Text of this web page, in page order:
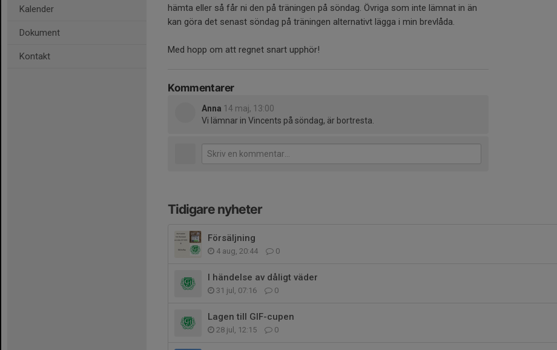
Kalender
Dokument
Kontakt
hämta eller så får ni den på träningen på söndag. Övriga som inte lämnat in än
kan göra det senast söndag på träningen alternativt lägga i min brevlåda.
Med hopp om att regnet snart upphör!
Kommentarer
Anna 14 maj, 13:00
Vi lämnar in Vincents på söndag, är bortresta.
Tidigare nyheter
Försäljning
4 aug, 20:44 0
I händelse av dåligt väder
31 jul, 07:16 0
Lagen till GIF-cupen
28 jul, 12:15 0